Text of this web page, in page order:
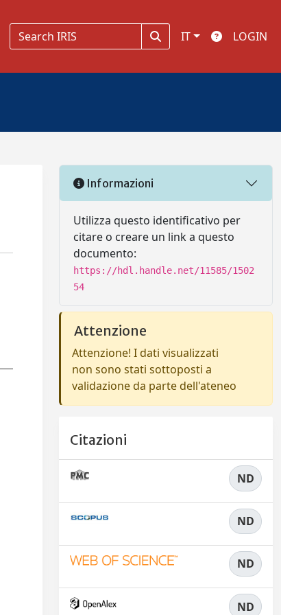
IT LOGIN
Informazioni
Utilizza questo identificativo per
citare o creare un link a questo
documento:
https://hdl.handle.net/11585/1502
54
Attenzione
Attenzione! I dati visualizzati
non sono stati sottoposti a
validazione da parte dell'ateneo
Citazioni
ND
ND
ND
ND